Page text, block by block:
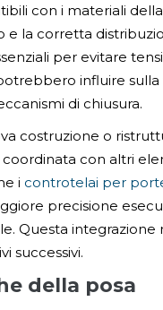
con i materiali
e la corretta
per evitare
influire sulla
di chiusura.
costruzione o
coordinata con altri
i controtelai per
precisione
Questa integrazione
successivi.
della posa